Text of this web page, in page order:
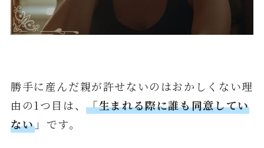
勝手に産んだ親が許せないのはおかしくない理
由の1つ目は、「生まれる際に誰も同意してい
ない 」です。